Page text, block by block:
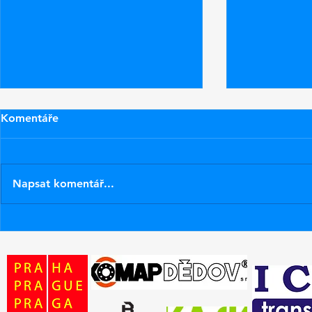
Nové pásky na lyže ZR Zítra
Komentáře
Napsat komentář...